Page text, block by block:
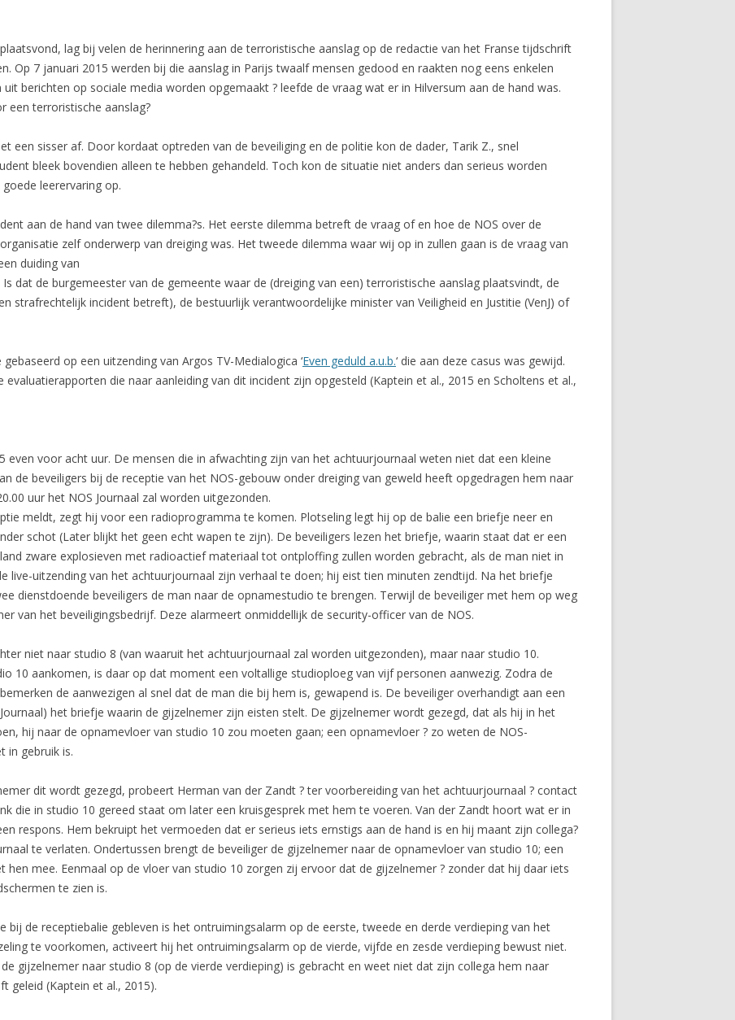
lag bij velen de herinnering aan de terroristische aanslag op de redactie van het Franse tijdschrift
Op 7 januari 2015 werden bij die aanslag in Parijs twaalf mensen gedood en raakten nog eens enkelen
berichten op sociale media worden opgemaakt ? leefde de vraag wat er in Hilversum aan de hand was.
een terroristische aanslag?
een sisser af. Door kordaat optreden van de beveiliging en de politie kon de dader, Tarik Z., snel
bleek bovendien alleen te hebben gehandeld. Toch kon de situatie niet anders dan serieus worden
leerervaring op.
aan de hand van twee dilemma?s. Het eerste dilemma betreft de vraag of en hoe de NOS over de
zelf onderwerp van dreiging was. Het tweede dilemma waar wij op in zullen gaan is de vraag van
duiding van
dat de burgemeester van de gemeente waar de (dreiging van een) terroristische aanslag plaatsvindt, de
strafrechtelijk incident betreft), de bestuurlijk verantwoordelijke minister van Veiligheid en Justitie (VenJ) of
op een uitzending van Argos TV-Medialogica ‘Even geduld a.u.b.‘ die aan deze casus was gewijd.
die naar aanleiding van dit incident zijn opgesteld (Kaptein et al., 2015 en Scholtens et al.,
even voor acht uur. De mensen die in afwachting zijn van het achtuurjournaal weten niet dat een kleine
de beveiligers bij de receptie van het NOS-gebouw onder dreiging van geweld heeft opgedragen hem naar
uur het NOS Journaal zal worden uitgezonden.
meldt, zegt hij voor een radioprogramma te komen. Plotseling legt hij op de balie een briefje neer en
schot (Later blijkt het geen echt wapen te zijn). De beveiligers lezen het briefje, waarin staat dat er een
zware explosieven met radioactief materiaal tot ontploffing zullen worden gebracht, als de man niet in
live-uitzending van het achtuurjournaal zijn verhaal te doen; hij eist tien minuten zendtijd. Na het briefje
dienstdoende beveiligers de man naar de opnamestudio te brengen. Terwijl de beveiliger met hem op weg
van het beveiligingsbedrijf. Deze alarmeert onmiddellijk de security-officer van de NOS.
niet naar studio 8 (van waaruit het achtuurjournaal zal worden uitgezonden), maar naar studio 10.
10 aankomen, is daar op dat moment een voltallige studioploeg van vijf personen aanwezig. Zodra de
de aanwezigen al snel dat de man die bij hem is, gewapend is. De beveiliger overhandigt aan een
het briefje waarin de gijzelnemer zijn eisten stelt. De gijzelnemer wordt gezegd, dat als hij in het
hij naar de opnamevloer van studio 10 zou moeten gaan; een opnamevloer ? zo weten de NOS-
in gebruik is.
dit wordt gezegd, probeert Herman van der Zandt ? ter voorbereiding van het achtuurjournaal ? contact
die in studio 10 gereed staat om later een kruisgesprek met hem te voeren. Van der Zandt hoort wat er in
respons. Hem bekruipt het vermoeden dat er serieus iets ernstigs aan de hand is en hij maant zijn collega?
te verlaten. Ondertussen brengt de beveiliger de gijzelnemer naar de opnamevloer van studio 10; een
hen mee. Eenmaal op de vloer van studio 10 zorgen zij ervoor dat de gijzelnemer ? zonder dat hij daar iets
te zien is.
bij de receptiebalie gebleven is het ontruimingsalarm op de eerste, tweede en derde verdieping van het
te voorkomen, activeert hij het ontruimingsalarm op de vierde, vijfde en zesde verdieping bewust niet.
gijzelnemer naar studio 8 (op de vierde verdieping) is gebracht en weet niet dat zijn collega hem naar
geleid (Kaptein et al., 2015).